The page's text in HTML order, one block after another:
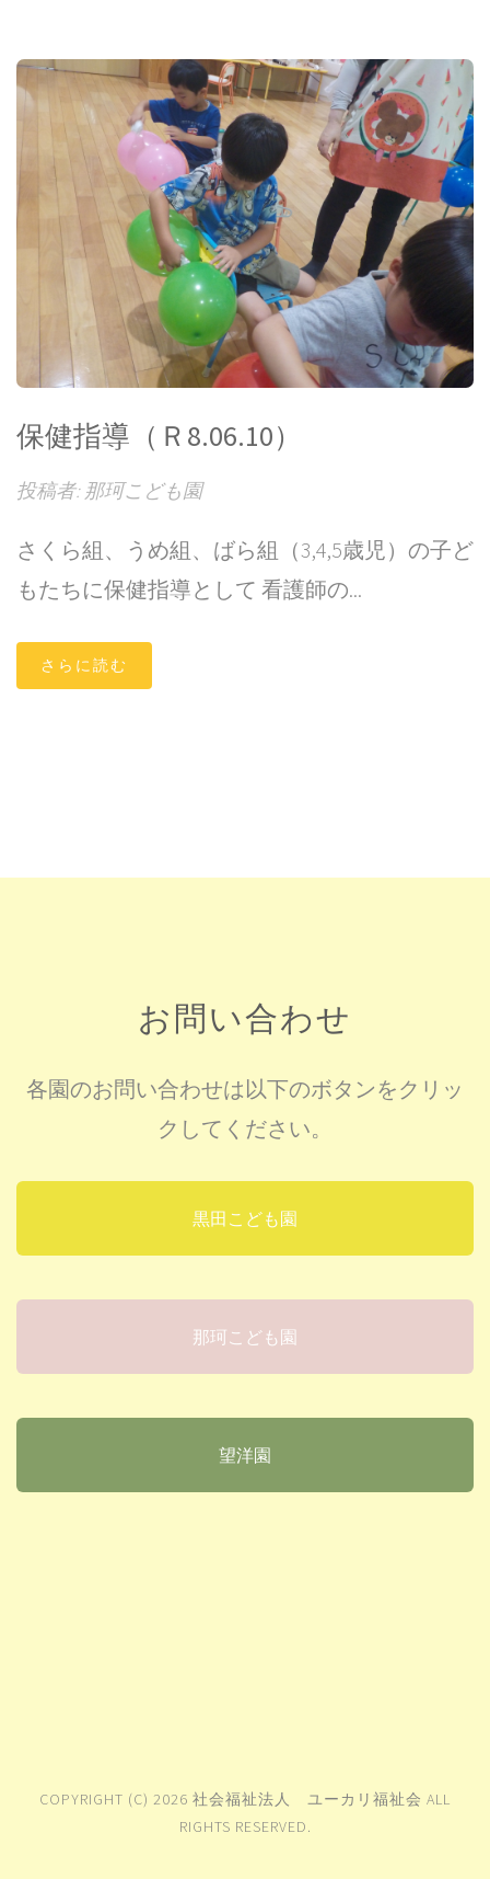
保健指導（Ｒ8.06.10）
投稿者: 那珂こども園
さくら組、うめ組、ばら組（3,4,5歳児）の子ど
もたちに保健指導として 看護師の...
さらに読む
お問い合わせ
各園のお問い合わせは以下のボタンをクリッ
クしてください。
黒田こども園
那珂こども園
望洋園
COPYRIGHT (C) 2026 社会福祉法人 ユーカリ福祉会 ALL
RIGHTS RESERVED.